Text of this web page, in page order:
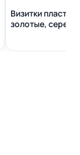
Визитки
золотые,